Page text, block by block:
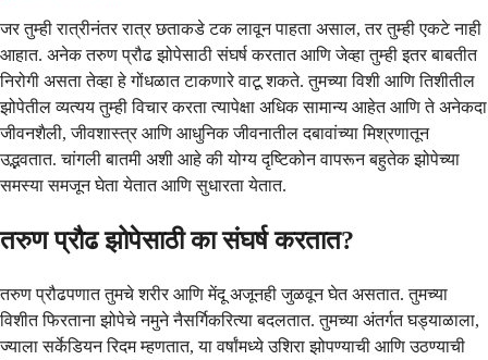
जर तुम्ही रात्रीनंतर रात्र छताकडे टक लावून पाहता असाल, तर तुम्ही एकटे नाही
आहात. अनेक तरुण प्रौढ झोपेसाठी संघर्ष करतात आणि जेव्हा तुम्ही इतर बाबतीत
निरोगी असता तेव्हा हे गोंधळात टाकणारे वाटू शकते. तुमच्या विशी आणि तिशीतील
झोपेतील व्यत्यय तुम्ही विचार करता त्यापेक्षा अधिक सामान्य आहेत आणि ते अनेकदा
जीवनशैली, जीवशास्त्र आणि आधुनिक जीवनातील दबावांच्या मिश्रणातून
उद्भवतात. चांगली बातमी अशी आहे की योग्य दृष्टिकोन वापरून बहुतेक झोपेच्या
समस्या समजून घेता येतात आणि सुधारता येतात.
तरुण प्रौढ झोपेसाठी का संघर्ष करतात?
तरुण प्रौढपणात तुमचे शरीर आणि मेंदू अजूनही जुळवून घेत असतात. तुमच्या
विशीत फिरताना झोपेचे नमुने नैसर्गिकरित्या बदलतात. तुमच्या अंतर्गत घड्याळाला,
ज्याला सर्केडियन रिदम म्हणतात, या वर्षांमध्ये उशिरा झोपण्याची आणि उठण्याची